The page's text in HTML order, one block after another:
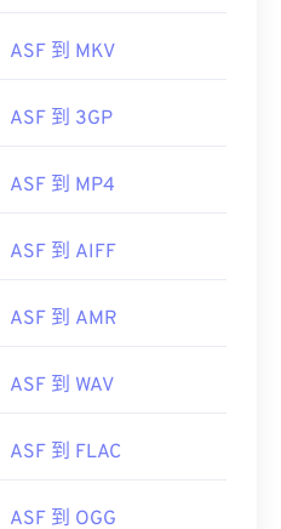
00 00 00
00 00 00
ASF 到 MKV
ASF 到 3GP
ASF 到 MP4
ASF 到 AIFF
ASF 到 AMR
ASF 到 WAV
ASF 到 FLAC
ASF 到 OGG